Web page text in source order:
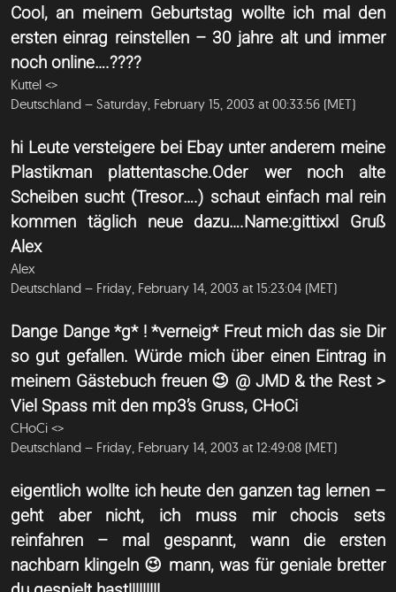
Cool, an meinem Geburtstag wollte ich mal den
ersten einrag reinstellen – 30 jahre alt und immer
noch online….????
Kuttel <>
Deutschland – Saturday, February 15, 2003 at 00:33:56 (MET)
hi Leute versteigere bei Ebay unter anderem meine
Plastikman plattentasche.Oder wer noch alte
Scheiben sucht (Tresor….) schaut einfach mal rein
kommen täglich neue dazu….Name:gittixxl Gruß
Alex
Alex
Deutschland – Friday, February 14, 2003 at 15:23:04 (MET)
Dange Dange *g* ! *verneig* Freut mich das sie Dir
so gut gefallen. Würde mich über einen Eintrag in
meinem Gästebuch freuen 😉 @ JMD & the Rest >
Viel Spass mit den mp3’s Gruss, CHoCi
CHoCi <>
Deutschland – Friday, February 14, 2003 at 12:49:08 (MET)
eigentlich wollte ich heute den ganzen tag lernen –
geht aber nicht, ich muss mir chocis sets
reinfahren – mal gespannt, wann die ersten
nachbarn klingeln 😉 mann, was für geniale bretter